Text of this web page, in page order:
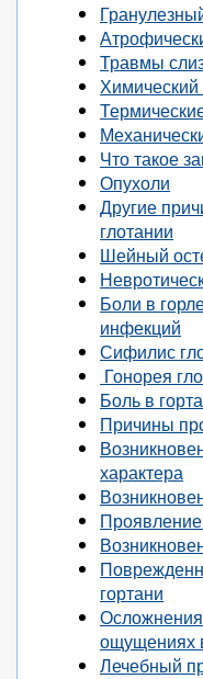
Травмы
Химический
Что такое
Опухоли
Другие
глотании
Шейный
Боли в
инфекций
Сифилис
Гонорея
Боль в
Причины
характера
гортани
ощущениях
Лечебный